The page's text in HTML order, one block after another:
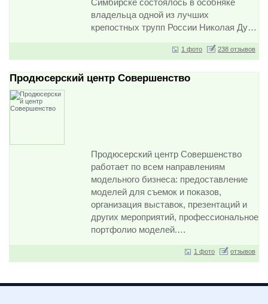
Симбирске состоялось в особняке
владельца одной из лучших
крепостных трупп России Николая Ду…
1 фото 238 отзывов
Продюсерский центр Совершенство
Продюсерский центр Совершенство
работает по всем направлениям
модельного бизнеса: предоставление
моделей для съемок и показов,
организация выставок, презентаций и
других мероприятий, профессиональное
портфолио моделей.…
1 фото отзывов